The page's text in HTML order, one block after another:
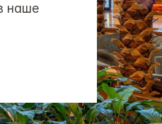
наше